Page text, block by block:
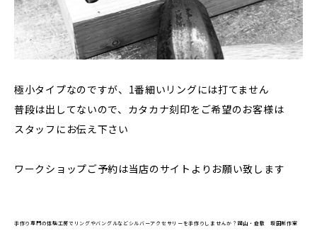
極小タイプなのですが、1番細いリングには打てません
普段は出してないので、カタカナ刻印をご希望のお客様は
スタッフにお伝え下さい
ワークショップご予約は当店のサイトよりお願い致します
手作り専門の体験工房でリングやバングルなどシルバーアクセサリーを手作りしませんか？岡山・倉敷 坂田制作室